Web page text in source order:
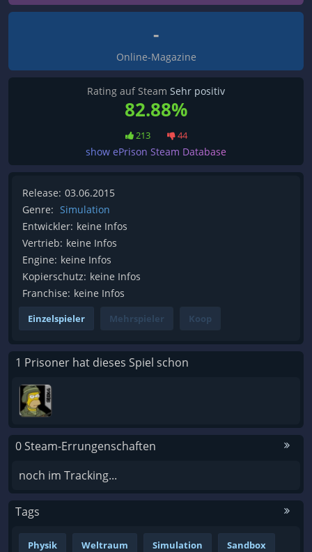
-
Online-Magazine
Rating auf Steam Sehr positiv
82.88%
213 44
show ePrison Steam Database
Release: 03.06.2015
Genre: Simulation
Entwickler: keine Infos
Vertrieb: keine Infos
Engine: keine Infos
Kopierschutz: keine Infos
Franchise: keine Infos
Einzelspieler Mehrspieler Koop
1 Prisoner hat dieses Spiel schon
0 Steam-Errungenschaften
noch im Tracking...
Tags
Physik Weltraum Simulation Sandbox